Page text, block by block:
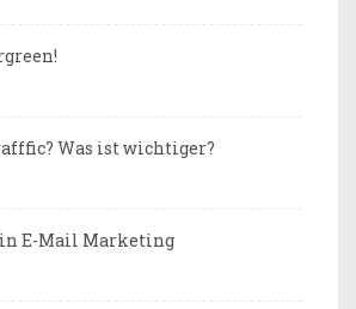
Was ist wichtiger?
E-Mail Marketing